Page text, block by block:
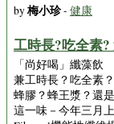
by梅小珍- 健康
工時長?吃全素
「尚好喝」纖藻
兼工時長？吃全素
蜂膠？蜂王漿？還
這一味－今年三月